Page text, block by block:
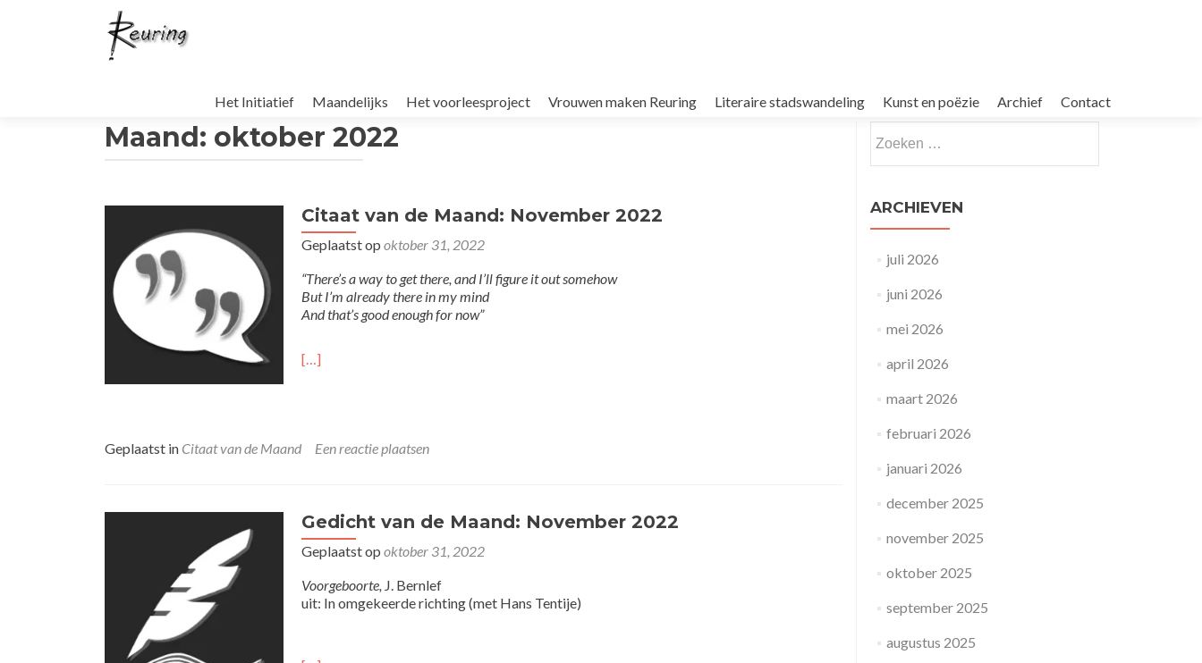
de
springen
Het Initiatief Maandelijks Het voorleesproject Vrouwen maken Reuring Literaire stadswandeling Kunst en poëzie Archief Contact
Maand: oktober 2022
Citaat van de Maand: November 2022
Geplaatst op oktober 31, 2022
“There’s a way to get there, and I’ll figure it out somehow
But I’m already there in my mind
And that’s good enough for now”
[…]
Geplaatst in Citaat van de Maand Een reactie plaatsen
Gedicht van de Maand: November 2022
Geplaatst op oktober 31, 2022
Voorgeboorte, J. Bernlef
uit: In omgekeerde richting (met Hans Tentije)
naar:
ARCHIEVEN
juli 2026
juni 2026
mei 2026
april 2026
maart 2026
februari 2026
januari 2026
december 2025
november 2025
oktober 2025
september 2025
augustus 2025